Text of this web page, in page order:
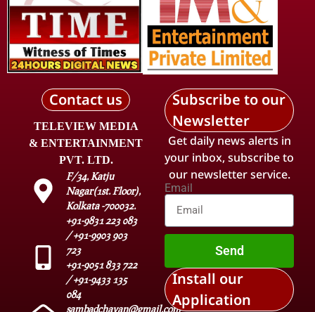
Contact us
TELEVIEW MEDIA
& ENTERTAINMENT
PVT. LTD.
F/34, Katju
Nagar(1st. Floor),
Kolkata -700032.
+91-9831 223 083
/ +91-9903 903
723
+91-9051 833 722
/ +91-9433 135
084
sambadchayan@gmail.com
Subscribe to our
Newsletter
Get daily news alerts in
your inbox, subscribe to
our newsletter service.
Email
Send
Install our
Application